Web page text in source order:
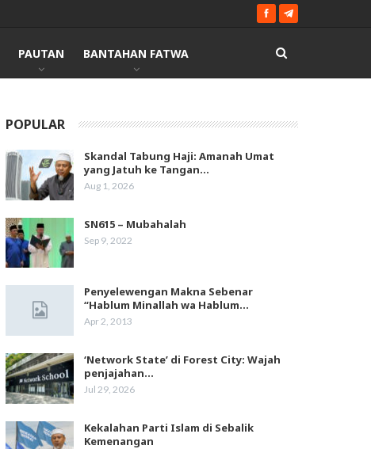
PAUTAN BANTAHAN FATWA
POPULAR
Skandal Tabung Haji: Amanah Umat
yang Jatuh ke Tangan…
Aug 1, 2026
SN615 – Mubahalah
Sep 9, 2022
Penyelewengan Makna Sebenar
“Hablum Minallah wa Hablum…
Apr 2, 2013
‘Network State’ di Forest City: Wajah
penjajahan…
Jul 29, 2026
Kekalahan Parti Islam di Sebalik
Kemenangan